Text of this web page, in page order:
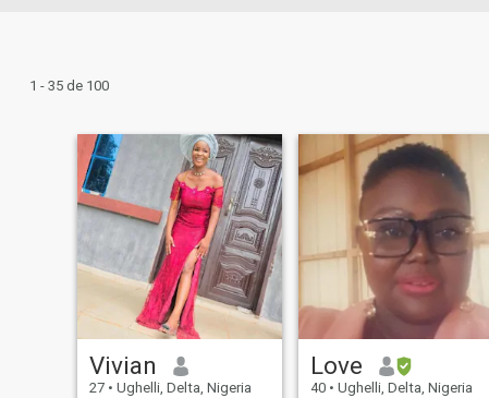
1 - 35 de 100
Vivian
27 • Ughelli, Delta, Nigeria
Love
40 • Ughelli, Delta, Nigeria